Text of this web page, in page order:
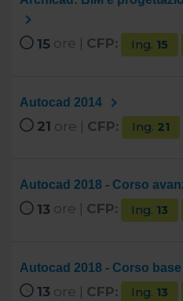
15 ore | CFP: Ing. 15
Autocad 2014
21 ore | CFP: Ing. 21
Autocad 2018 - Corso
13 ore | CFP: Ing. 13
Autocad 2018 - Corso base
13 ore | CFP: Ing. 13